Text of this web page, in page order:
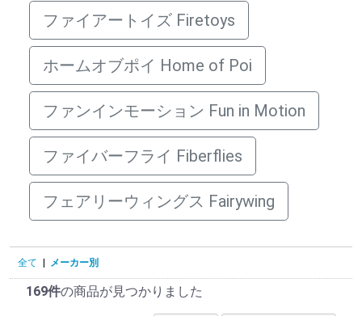
ファイアートイズ Firetoys
ホームオブポイ Home of Poi
ファンインモーション Fun in Motion
ファイバーフライ Fiberflies
フェアリーウィングス Fairywing
全て | メーカー別
169件の商品が見つかりました